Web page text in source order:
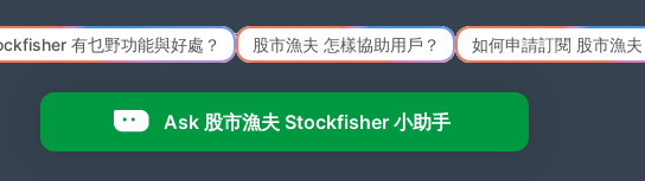
星期一至五(公眾假期除外) 09:00 至 17:30
Icon made byFreepikfromwww.flaticon.com